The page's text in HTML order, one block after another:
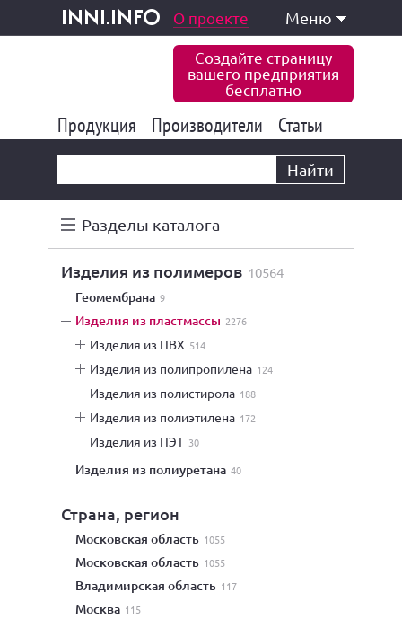
inni.info
и услуги О проекте Меню
Создайте страницу
вашего предприятия
бесплатно
Продукция 177 849
Производители 6 778
Статьи
Найти
Разделы каталога
изделия из полимеров 10564
геомембрана 9
изделия из пластмассы 2276
изделия из ПВХ 514
изделия из полипропилена 124
изделия из полистирола 188
изделия из полиэтилена 172
изделия из ПЭТ 30
изделия из полиуретана 40
Страна, регион
Московская область 1055
Московская область 1055
Владимирская область 117
Москва 115